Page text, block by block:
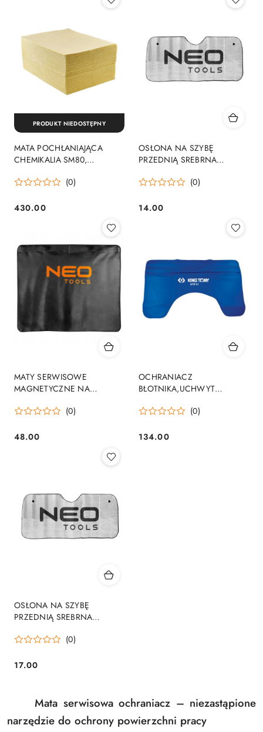
MATA POCHŁANIAJĄCA
CHEMIKALIA SM80,
(0)
Cena:
430.00
PRODUKT NIEDOSTĘPNY
OSŁONA NA SZYBĘ
PRZEDNIĄ SREBRNA
(0)
Cena:
14.00
MATY SERWISOWE
MAGNETYCZNE NA
(0)
Cena:
48.00
OCHRANIACZ
BŁOTNIKA,UCHWYT
(0)
Cena:
134.00
OSŁONA NA SZYBĘ
PRZEDNIĄ SREBRNA
IZOLACJA
(0)
Cena:
17.00
Mata serwisowa ochraniacz – niezastąpione
narzędzie do ochrony powierzchni pracy